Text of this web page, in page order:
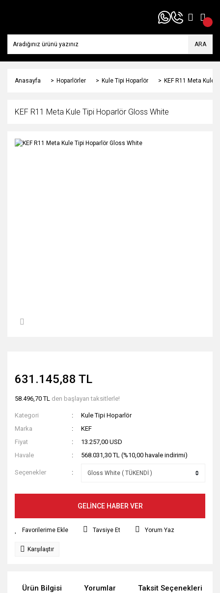
ARA
Anasayfa Hoparlörler Kule Tipi Hoparlör KEF R11 Meta Kule
KEF R11 Meta Kule Tipi Hoparlör Gloss White
631.145,88 TL
58.496,70 TL den başlayan taksitlerle!
Kategori
Kule Tipi Hoparlör
Marka
KEF
Fiyat
13.257,00 USD
Havale
568.031,30 TL (%10,00 havale indirimi)
Seçenekler
GELİNCE HABER VER
Tavsiye Et Yorum Yaz
Karşılaştır
Ürün Bilgisi Yorumlar Taksit Seçenekleri